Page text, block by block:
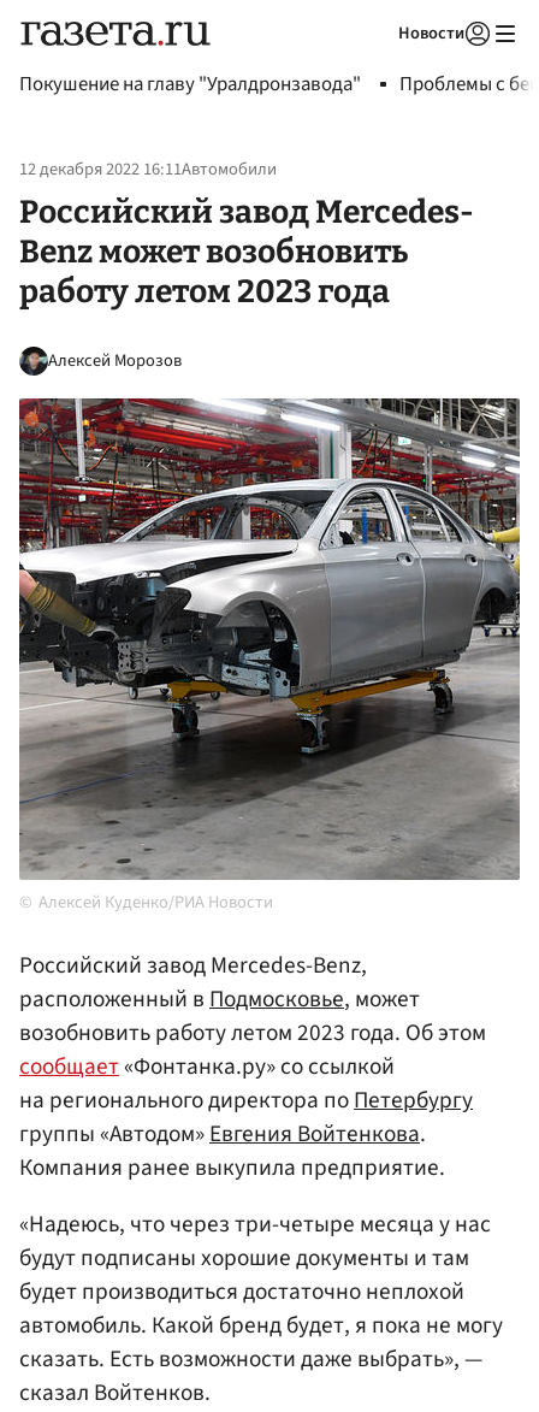
Новости
Покушение на главу "Уралдронзавода" Проблемы с
12 декабря 2022 16:11Автомобили
Российский завод Mercedes-
Benz может возобновить
работу летом 2023 года
Алексей Морозов
Алексей Куденко/РИА Новости
Российский завод Mercedes-Benz,
расположенный вПодмосковье, может
возобновить работу летом 2023 года. Об этом
сообщает«Фонтанка.ру» со ссылкой
на регионального директора поПетербургу
группы «Автодом»Евгения Войтенкова.
Компания ранее выкупила предприятие.
«Надеюсь, что через три-четыре месяца у нас
будут подписаны хорошие документы и там
будет производиться достаточно неплохой
автомобиль. Какой бренд будет, я пока не могу
сказать. Есть возможности даже выбрать», —
сказал Войтенков.